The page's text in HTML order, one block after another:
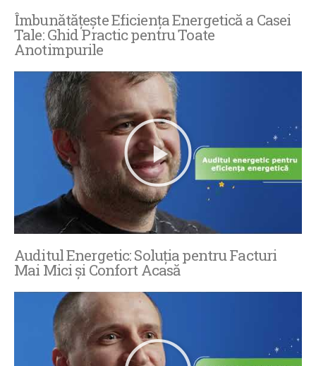
Îmbunătățește Eficiența Energetică a Casei
Tale: Ghid Practic pentru Toate
Anotimpurile
Auditul Energetic: Soluția pentru Facturi
Mai Mici și Confort Acasă